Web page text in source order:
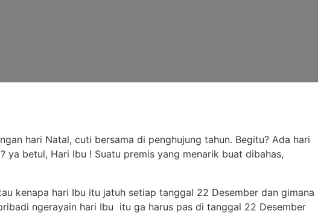
hari Natal, cuti bersama di penghujung tahun. Begitu? Ada hari
betul, Hari Ibu ! Suatu premis yang menarik buat dibahas,
kenapa hari Ibu itu jatuh setiap tanggal 22 Desember dan gimana
ngerayain hari Ibu itu ga harus pas di tanggal 22 Desember